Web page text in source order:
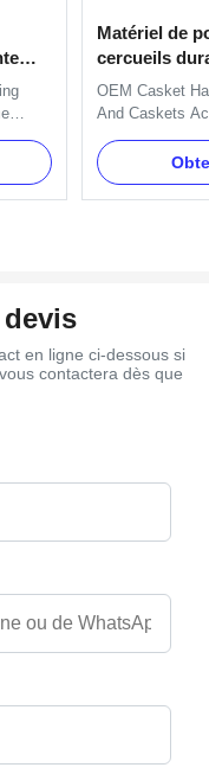
4
Matériel de
cercueils
cercueils
OEM Casket
And Caskets
Hardware
TX-A07-1
Delivery Time
Payment Term
devis
en ligne ci-dessous si
contactera dès que